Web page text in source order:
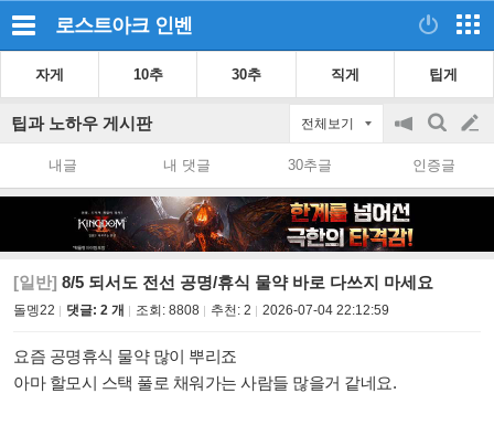
로스트아크 인벤
자게 10추 30추 직게 팁게
팁과 노하우 게시판 전체보기
공
on/off
검
색
글
쓰
내글 내 댓글 30추글 인증글
[일반] 8/5 되서도 전선 공명/휴식 물약 바로 다쓰지 마세요
돌멩22 댓글: 2 개 조회: 8808 추천: 2 2026-07-04 22:12:59
요즘 공명휴식 물약 많이 뿌리죠
아마 할모시 스택 풀로 채워가는 사람들 많을거 같네요.